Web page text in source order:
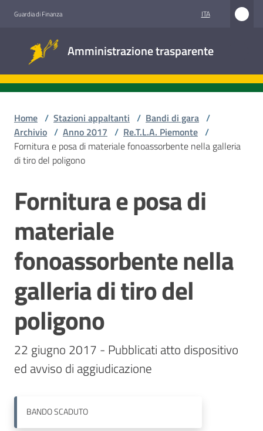
Guardia di Finanza ITA
Amministrazione trasparente
trasparente
Accesso
Stazioni
appaltanti
Contatti
Home / Stazioni appaltanti / Bandi di gara /
Archivio / Anno 2017 / Re.T.L.A. Piemonte /
Fornitura e posa di materiale fonoassorbente nella galleria
di tiro del poligono
Salta al contenuto
Fornitura e posa di
materiale
fonoassorbente nella
galleria di tiro del
poligono
22 giugno 2017 - Pubblicati atto dispositivo
ed avviso di aggiudicazione
BANDOSCADUTO